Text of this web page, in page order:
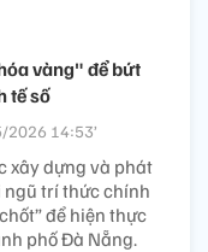
vàng" để bứt
tế số
2026 14:53’
xây dựng và phát
ngũ trí thức chính
để hiện thực
phố Đà Nẵng.